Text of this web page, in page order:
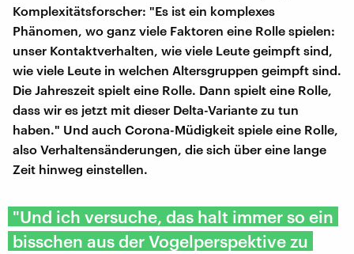
Komplexitätsforscher: "Es ist ein komplexes
Phänomen, wo ganz viele Faktoren eine Rolle spielen:
unser Kontaktverhalten, wie viele Leute geimpft sind,
wie viele Leute in welchen Altersgruppen geimpft sind.
Die Jahreszeit spielt eine Rolle. Dann spielt eine Rolle,
dass wir es jetzt mit dieser Delta-Variante zu tun
haben." Und auch Corona-Müdigkeit spiele eine Rolle,
also Verhaltensänderungen, die sich über eine lange
Zeit hinweg einstellen.
"Und ich versuche, das halt immer so ein
bisschen aus der Vogelperspektive zu